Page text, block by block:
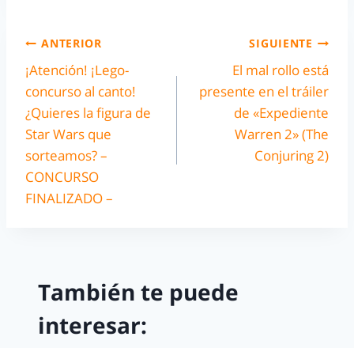
ANTERIOR
¡Atención! ¡Lego-
concurso al canto!
¿Quieres la figura de
Star Wars que
sorteamos? –
CONCURSO
FINALIZADO –
SIGUIENTE
El mal rollo está
presente en el tráiler
de «Expediente
Warren 2» (The
Conjuring 2)
También te puede
interesar: